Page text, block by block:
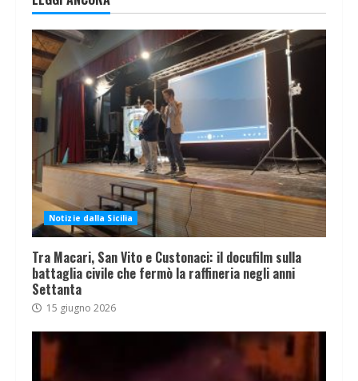
Notizie dalla Sicilia
Tra Macari, San Vito e Custonaci: il docufilm sulla
battaglia civile che fermò la raffineria negli anni
Settanta
15 giugno 2026